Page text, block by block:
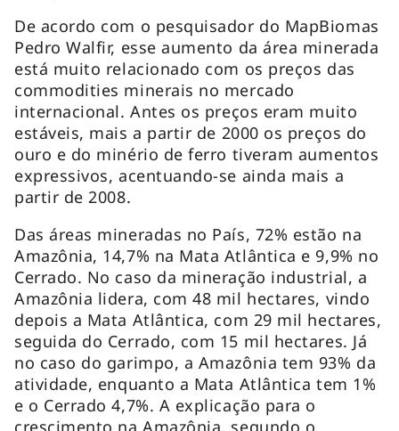
De acordo com o pesquisador do MapBiomas
Pedro Walfir, esse aumento da área minerada
está muito relacionado com os preços das
commodities minerais no mercado
internacional. Antes os preços eram muito
estáveis, mais a partir de 2000 os preços do
ouro e do minério de ferro tiveram aumentos
expressivos, acentuando-se ainda mais a
partir de 2008.
Das áreas mineradas no País, 72% estão na
Amazônia, 14,7% na Mata Atlântica e 9,9% no
Cerrado. No caso da mineração industrial, a
Amazônia lidera, com 48 mil hectares, vindo
depois a Mata Atlântica, com 29 mil hectares,
seguida do Cerrado, com 15 mil hectares. Já
no caso do garimpo, a Amazônia tem 93% da
atividade, enquanto a Mata Atlântica tem 1%
e o Cerrado 4,7%. A explicação para o
crescimento na Amazônia, segundo o